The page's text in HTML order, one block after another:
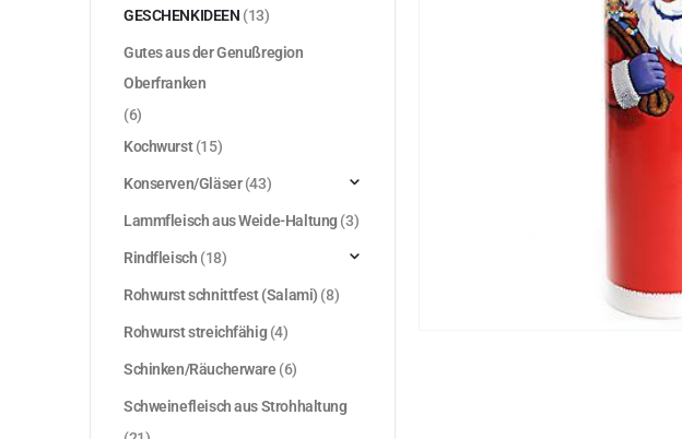
GESCHENKIDEEN (13)
Gutes aus der Genußregion
Oberfranken
(6)
Kochwurst (15)
Konserven/Gläser (43)
Lammfleisch aus Weide-Haltung (3)
Rindfleisch (18)
Rohwurst schnittfest (Salami) (8)
Rohwurst streichfähig (4)
Schinken/Räucherware (6)
Schweinefleisch aus Strohhaltung